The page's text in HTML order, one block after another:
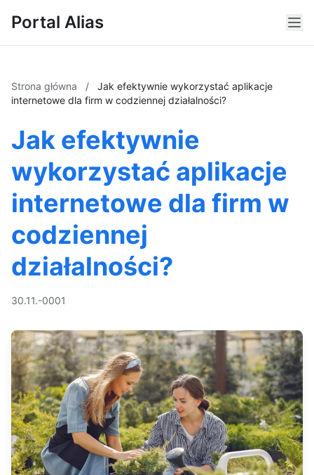
Portal Alias
Strona główna /
Jak efektywnie wykorzystać aplikacje
internetowe dla firm w codziennej działalności?
Jak efektywnie
wykorzystać aplikacje
internetowe dla firm w
codziennej
działalności?
30.11.-0001